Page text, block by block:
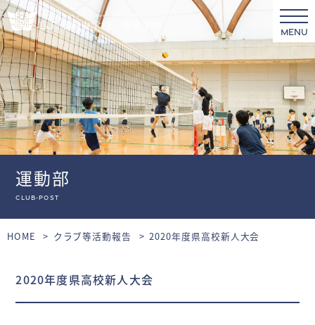
MENU
運動部
club-post
HOME クラブ等活動報告 2020年度県高校新人大会
2020年度県高校新人大会